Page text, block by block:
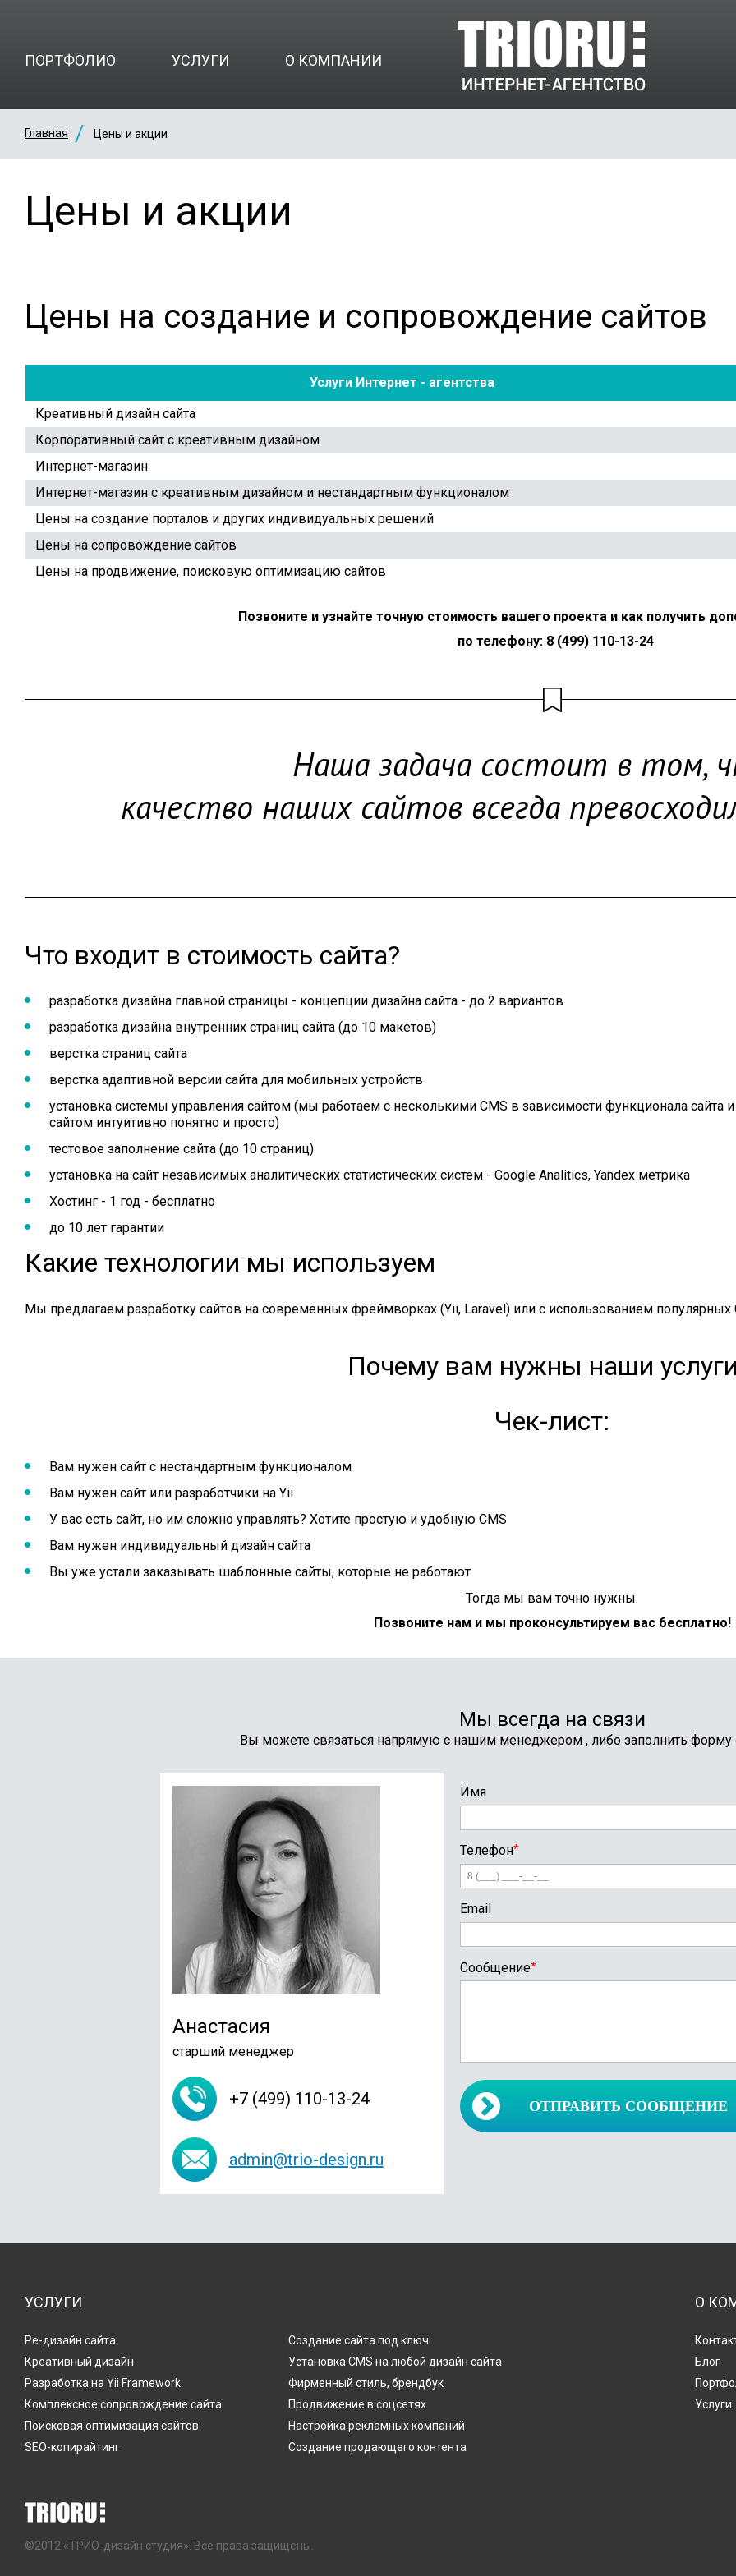
ПОРТФОЛИО УСЛУГИ О КОМПАНИИ
Главная Цены и акции
Цены и акции
Цены на создание и сопровождение сайтов
Услуги Интернет - агентства
Креативный дизайн сайта
Корпоративный сайт c креативным дизайном
Интернет-магазин
Интернет-магазин с креативным дизайном и нестандартным функционалом
Цены на создание порталов и других индивидуальных решений
Цены на сопровождение сайтов
Цены на продвижение, поисковую оптимизацию сайтов
Позвоните и узнайте точную стоимость вашего проекта и как получить
по телефону: 8 (499) 110-13-24
Наша задача состоит в том,
качество наших сайтов всегда
Что входит в стоимость сайта?
разработка дизайна главной страницы - концепции дизайна сайта - до 2 вариантов
разработка дизайна внутренних страниц сайта (до 10 макетов)
верстка страниц сайта
верстка адаптивной версии сайта для мобильных устройств
установка системы управления сайтом (мы работаем с несколькими CMS в зависимости функционала сайта
сайтом интуитивно понятно и просто)
тестовое заполнение сайта (до 10 страниц)
установка на сайт независимых аналитических статистических систем - Google Analitics, Yandex метрика
Хостинг - 1 год - бесплатно
до 10 лет гарантии
Какие технологии мы используем
Мы предлагаем разработку сайтов на современных фреймворках (Yii, Laravel) или с использованием популярных
Почему вам нужны наши
Чек-лист:
Вам нужен сайт с нестандартным функционалом
Вам нужен сайт или разработчики на Yii
У вас есть сайт, но им сложно управлять? Хотите простую и удобную CMS
Вам нужен индивидуальный дизайн сайта
Вы уже устали заказывать шаблонные сайты, которые не работают
Тогда мы вам точно нужны.
Позвоните нам и мы проконсультируем вас бесплатно!
Мы всегда на связи
Вы можете связаться напрямую с нашим менеджером , либо заполнить форму
Анастасия
старший менеджер
+7 (499) 110-13-24
admin@trio-design.ru
Имя
Телефон*
Email
Сообщение*
ОТПРАВИТЬ СООБЩЕНИЕ
УСЛУГИ
Ре-дизайн сайта
Создание сайта под ключ
Креативный дизайн
Установка CMS на любой дизайн сайта
Разработка на Yii Framework
Фирменный стиль, брендбук
Комплексное сопровождение сайта
Продвижение в соцсетях
Поисковая оптимизация сайтов
Настройка рекламных компаний
SEO-копирайтинг
Создание продающего контента
О
Блог
Услуги
©2012 «ТРИО-дизайн студия». Все права защищены.